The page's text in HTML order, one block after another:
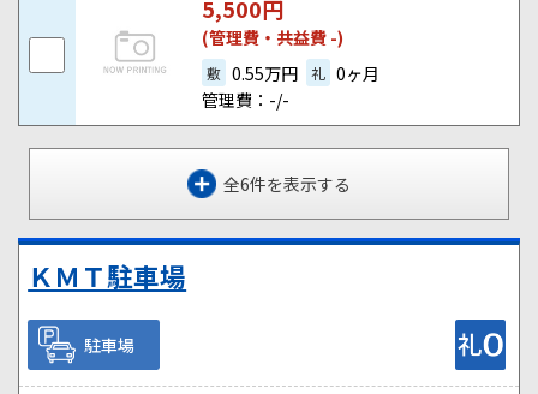
5,500円
(管理費・共益費 -)
敷 0.55万円 礼 0ヶ月
管理費：-/-
全6件を表示する
ＫＭＴ駐車場
駐車場